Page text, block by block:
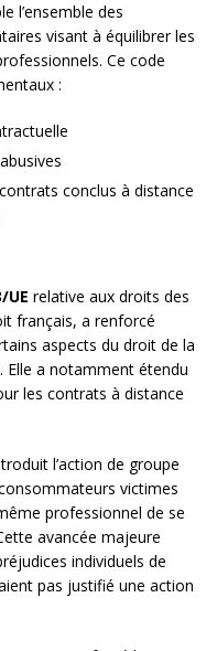
l’ensemble des
visant à équilibrer les
Ce code
:
conclus à distance
relative aux droits des
français, a renforcé
aspects du droit de la
a notamment étendu
les contrats à distance
l’action de groupe
victimes
professionnel de se
avancée majeure
individuels de
pas justifié une action